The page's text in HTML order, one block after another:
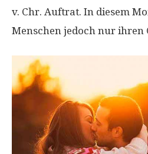
v. Chr. Auftrat. In diesem
Menschen jedoch nur ihren